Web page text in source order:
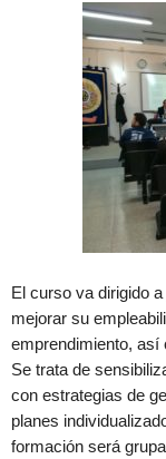
El curso va dirigido
mejorar su
emprendimiento, así
Se trata de
con estrategias de
planes
formación será